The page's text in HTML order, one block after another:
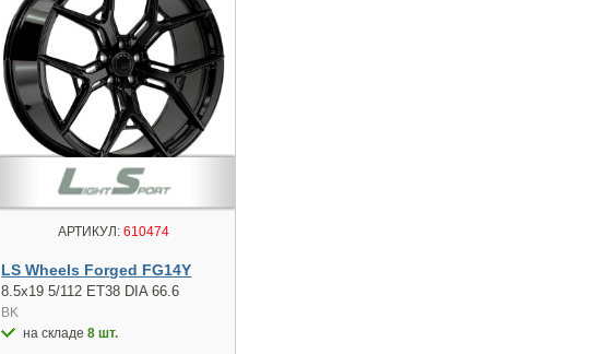
АРТИКУЛ: 610474
LS Wheels Forged FG14Y
8.5x19 5/112 ET38 DIA 66.6
BK
на складе8 шт.